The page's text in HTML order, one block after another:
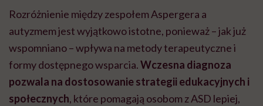
Rozróżnienie między zespołem Aspergera a
autyzmem jest wyjątkowo istotne, ponieważ – jak już
wspomniano – wpływa na metody terapeutyczne i
formy dostępnego wsparcia.Wczesna diagnoza
pozwala na dostosowanie strategii edukacyjnych i
społecznych, które pomagają osobom z ASD lepiej,